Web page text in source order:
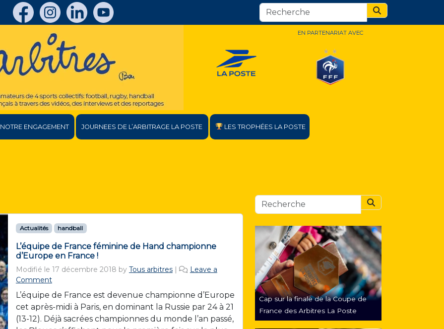
Search
EN PARTENARIAT AVEC
NOTRE ENGAGEMENT JOURNEES DE L’ARBITRAGE LA POSTE LES TROPHÉES LA POSTE
Actualités handball
L’équipe de France féminine de Hand championne
d’Europe en France !
Modifié le 17 décembre 2018 by Tous arbitres |
Leave a
Comment
L’équipe de France est devenue championne d’Europe
cet après-midi à Paris, en dominant la Russie par 24 à 21
(13-12). Déjà sacrées championnes du monde l’an passé,
Search
Cap sur la finale de la Coupe de
France des Arbitres La Poste